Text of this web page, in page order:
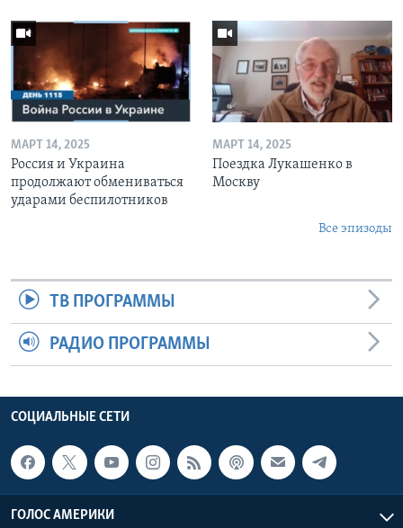
МАРТ 14, 2025
Россия и Украина
продолжают обмениваться
ударами беспилотников
МАРТ 14, 2025
Поездка Лукашенко в
Москву
Все эпизоды
ТВ ПРОГРАММЫ
РАДИО ПРОГРАММЫ
СОЦИАЛЬНЫЕ СЕТИ
ГОЛОС АМЕРИКИ